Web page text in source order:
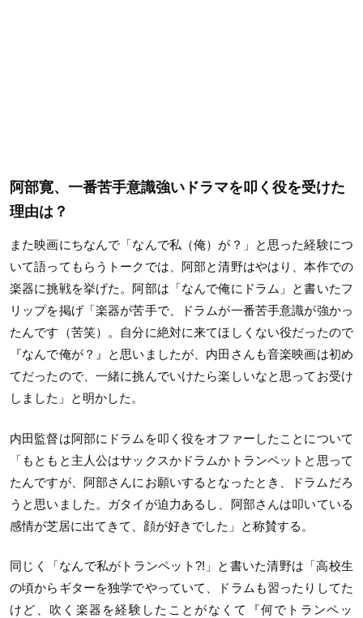
阿部寛、一番苦手意識強いドラマを叩く役を受けた
理由は？
また映画にちなんで「なんで私（俺）が？」
と思った経験につ
いて語ってもらうトークでは、 阿部と清野はやはり、本作での
楽器に挑戦を挙げた。 阿部は「なんで俺にドラム」と書いたフ
リップを掲げ「楽器が苦手で、ドラムが一番苦手意識が強かっ
たんです（苦笑）。
自分に絶対に来てほしくない役だったので
『なんで俺が？』
と思いましたが、内田さんも音楽映画は初め
てだったので、 一緒に挑んでいけたら楽しいなと思ってお受け
しました」
と明かした。
内田監督は阿部にドラムを叩く役をオファーしたことについて
「もともと主人公はサックスかドラムかトランペットと思って
たんですが、阿部さんにお願いするとなったとき、
ドラムだろ
うと思いました。ガタイが迫力あるし、 阿部さんは叩いている
感情が芝居に出てきて、顔が好きでした」
と称賛する。
同じく「なんで私がトランペット?!」と書いた清野は「高校生
の頃からギターを独学でやっていて、
ドラムも習ったりしてた
けど、吹く楽器を経験したことがなくて『何でトランペッ